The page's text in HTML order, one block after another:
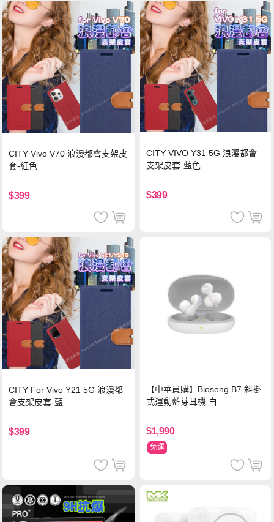
CITY Vivo V70 浪漫都會支架皮
套-紅色
$399
CITY VIVO Y31 5G 浪漫都會
支架皮套-藍色
$399
CITY For Vivo Y21 5G 浪漫都
會支架皮套-藍
$399
【中華員購】Biosong B7 斜掛
式運動藍芽耳機 白
$1,990
免運